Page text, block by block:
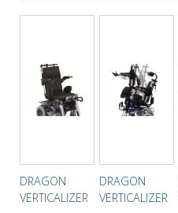
DRAGON
VERTICALIZER
DRAGON
VERTICALIZER